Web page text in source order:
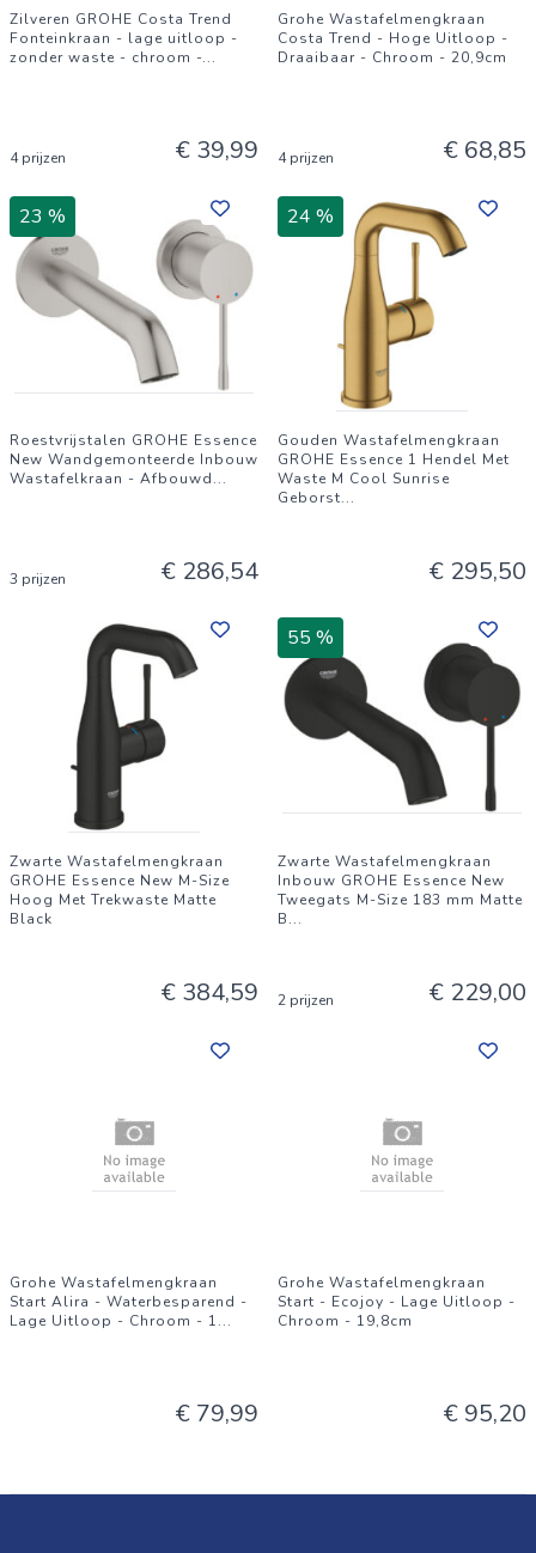
Zilveren GROHE Costa Trend
Fonteinkraan - lage uitloop -
zonder waste - chroom -...
4 prijzen € 39,99
Grohe Wastafelmengkraan
Costa Trend - Hoge Uitloop -
Draaibaar - Chroom - 20,9cm
4 prijzen € 68,85
23 %
Roestvrijstalen GROHE Essence
New Wandgemonteerde Inbouw
Wastafelkraan - Afbouwd...
3 prijzen € 286,54
24 %
Gouden Wastafelmengkraan
GROHE Essence 1 Hendel Met
Waste M Cool Sunrise
Geborst...
€ 295,50
Zwarte Wastafelmengkraan
GROHE Essence New M-Size
Hoog Met Trekwaste Matte
Black
€ 384,59
55 %
Zwarte Wastafelmengkraan
Inbouw GROHE Essence New
Tweegats M-Size 183 mm Matte
B...
2 prijzen € 229,00
Grohe Wastafelmengkraan
Start Alira - Waterbesparend -
Lage Uitloop - Chroom - 1...
€ 79,99
Grohe Wastafelmengkraan
Start - Ecojoy - Lage Uitloop -
Chroom - 19,8cm
€ 95,20